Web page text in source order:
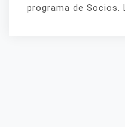
programa de Socios.